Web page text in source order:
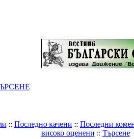
:: Последно качени :: Последни
високо оценени :: Търсене